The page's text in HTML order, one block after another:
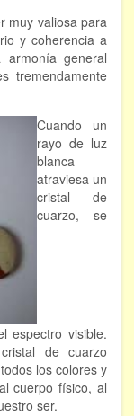
muy valiosa para
y coherencia a
general
tremendamente
Cuando un
rayo de luz
blanca
atraviesa un
cristal de
cuarzo, se
espectro visible.
de cuarzo
los colores y
cuerpo físico, al
ser.